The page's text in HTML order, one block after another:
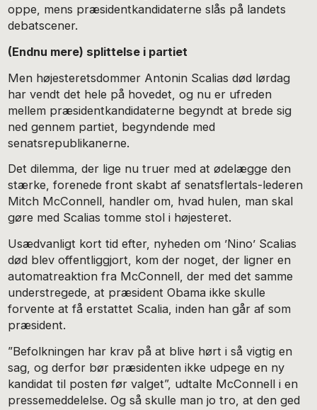
oppe, mens præsidentkandidaterne slås på landets
debatscener.
(Endnu mere) splittelse i partiet
Men højesteretsdommer Antonin Scalias død lørdag
har vendt det hele på hovedet, og nu er ufreden
mellem præsidentkandidaterne begyndt at brede sig
ned gennem partiet, begyndende med
senatsrepublikanerne.
Det dilemma, der lige nu truer med at ødelægge den
stærke, forenede front skabt af senatsflertals-lederen
Mitch McConnell, handler om, hvad hulen, man skal
gøre med Scalias tomme stol i højesteret.
Usædvanligt kort tid efter, nyheden om ’Nino’ Scalias
død blev offentliggjort, kom der noget, der ligner en
automatreaktion fra McConnell, der med det samme
understregede, at præsident Obama ikke skulle
forvente at få erstattet Scalia, inden han går af som
præsident.
”Befolkningen har krav på at blive hørt i så vigtig en
sag, og derfor bør præsidenten ikke udpege en ny
kandidat til posten før valget”, udtalte McConnell i en
pressemeddelelse. Og så skulle man jo tro, at den ged